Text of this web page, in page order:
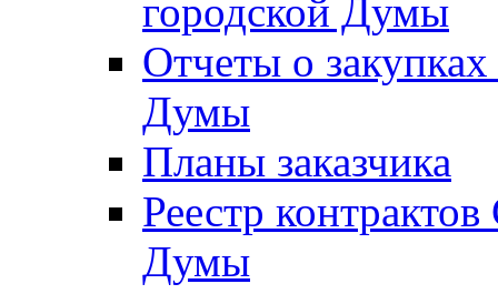
городской Думы
Отчеты о
Думы
Планы заказчика
Реестр
Думы